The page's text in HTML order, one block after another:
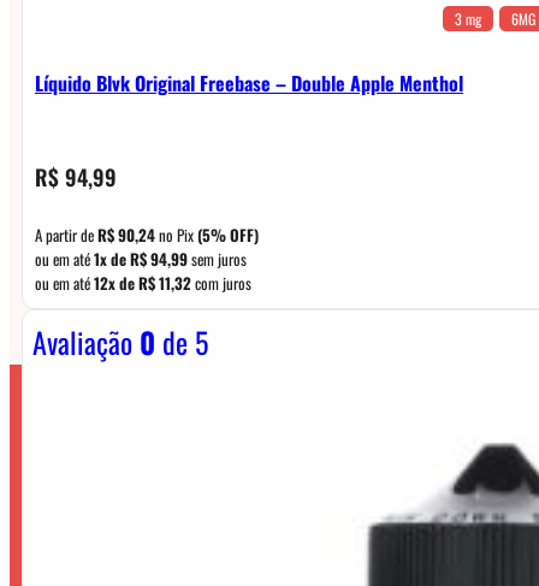
3 mg 6MG
Líquido Blvk Original Freebase – Double Apple Menthol
R$94,99
A partir deR$90,24no Pix(5% OFF)
ou em até1x deR$94,99sem juros
ou em até12x deR$11,32com juros
Avaliação0 de 5